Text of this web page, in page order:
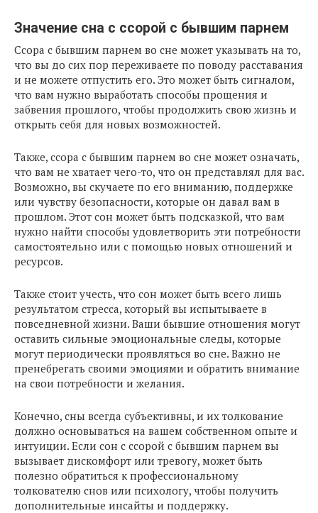
Значение сна с ссорой с бывшим парнем
Ссора с бывшим парнем во сне может указывать на то,
что вы до сих пор переживаете по поводу расставания
и не можете отпустить его. Это может быть сигналом,
что вам нужно выработать способы прощения и
забвения прошлого, чтобы продолжить свою жизнь и
открыть себя для новых возможностей.
Также, ссора с бывшим парнем во сне может означать,
что вам не хватает чего-то, что он представлял для вас.
Возможно, вы скучаете по его вниманию, поддержке
или чувству безопасности, которые он давал вам в
прошлом. Этот сон может быть подсказкой, что вам
нужно найти способы удовлетворить эти потребности
самостоятельно или с помощью новых отношений и
ресурсов.
Также стоит учесть, что сон может быть всего лишь
результатом стресса, который вы испытываете в
повседневной жизни. Ваши бывшие отношения могут
оставить сильные эмоциональные следы, которые
могут периодически проявляться во сне. Важно не
пренебрегать своими эмоциями и обратить внимание
на свои потребности и желания.
Конечно, сны всегда субъективны, и их толкование
должно основываться на вашем собственном опыте и
интуиции. Если сон с ссорой с бывшим парнем вы
вызывает дискомфорт или тревогу, может быть
полезно обратиться к профессиональному
толкователю снов или психологу, чтобы получить
дополнительные инсайты и поддержку.